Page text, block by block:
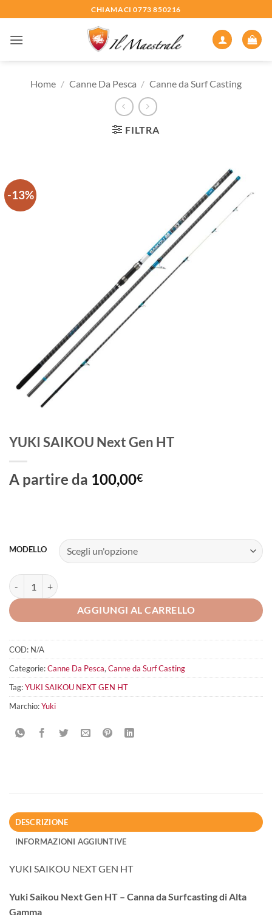
ai
contenuti
CHIAMACI 0773 850216
Home / Canne Da Pesca / Canne da Surf Casting
FILTRA
-13%
YUKI SAIKOU Next Gen HT
A partire da 100,00€
MODELLO
YUKI SAIKOU Next Gen HT quantità
AGGIUNGI AL CARRELLO
COD: N/A
Categorie:Canne Da Pesca, Canne da Surf Casting
Tag:YUKI SAIKOU NEXT GEN HT
Marchio:Yuki
DESCRIZIONE
INFORMAZIONI AGGIUNTIVE
YUKI SAIKOU NEXT GEN HT
Yuki Saikou Next Gen HT – Canna da Surfcasting di Alta
Gamma